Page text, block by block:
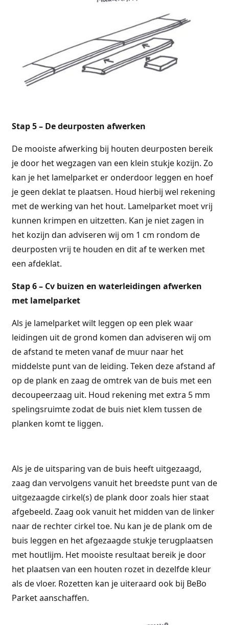
Stap 5 – De deurposten afwerken
De mooiste afwerking bij houten deurposten bereik
je door het wegzagen van een klein stukje kozijn. Zo
kan je het lamelparket er onderdoor leggen en hoef
je geen deklat te plaatsen. Houd hierbij wel rekening
met de werking van het hout. Lamelparket moet vrij
kunnen krimpen en uitzetten. Kan je niet zagen in
het kozijn dan adviseren wij om 1 cm rondom de
deurposten vrij te houden en dit af te werken met
een afdeklat.
Stap 6 – Cv buizen en waterleidingen afwerken
met lamelparket
Als je lamelparket wilt leggen op een plek waar
leidingen uit de grond komen dan adviseren wij om
de afstand te meten vanaf de muur naar het
middelste punt van de leiding. Teken deze afstand af
op de plank en zaag de omtrek van de buis met een
decoupeerzaag uit. Houd rekening met extra 5 mm
spelingsruimte zodat de buis niet klem tussen de
planken komt te liggen.
Als je de uitsparing van de buis heeft uitgezaagd,
zaag dan vervolgens vanuit het breedste punt van de
uitgezaagde cirkel(s) de plank door zoals hier staat
afgebeeld. Zaag ook vanuit het midden van de linker
naar de rechter cirkel toe. Nu kan je de plank om de
buis leggen en het afgezaagde stukje terugplaatsen
met houtlijm. Het mooiste resultaat bereik je door
het plaatsen van een houten rozet in dezelfde kleur
als de vloer. Rozetten kan je uiteraard ook bij BeBo
Parket aanschaffen.